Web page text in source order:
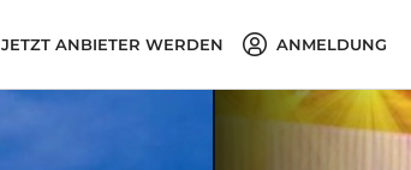
JETZT ANBIETER WERDEN ANMELDUNG